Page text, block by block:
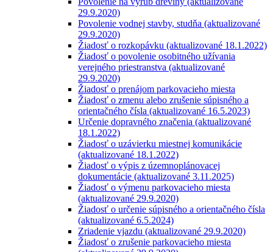
29.9.2020)
Povolenie vodnej stavby, studňa (aktualizované
29.9.2020)
Žiadosť o rozkopávku (aktualizované 18.1.2022)
Žiadosť o povolenie osobitného užívania
verejného priestranstva (aktualizované
29.9.2020)
Žiadosť o prenájom parkovacieho miesta
Žiadosť o zmenu alebo zrušenie súpisného a
orientačného čísla (aktualizované 16.5.2023)
Určenie dopravného značenia (aktualizované
18.1.2022)
Žiadosť o uzávierku miestnej komunikácie
(aktualizované 18.1.2022)
Žiadosť o výpis z územnoplánovacej
dokumentácie (aktualizované 3.11.2025)
Žiadosť o výmenu parkovacieho miesta
(aktualizované 29.9.2020)
Žiadosť o určenie súpisného a orientačného čísla
(aktualizované 6.5.2024)
Zriadenie vjazdu (aktualizované 29.9.2020)
Žiadosť o zrušenie parkovacieho miesta